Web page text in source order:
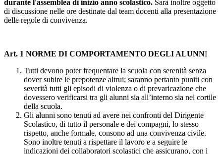
durante l'assemblea di inizio anno scolastico. Sarà inoltre oggetto
di discussione nelle ore destinate dal team docenti alla presentazione
delle regole di convivenza.
Art. 1 NORME DI COMPORTAMENTO DEGLI ALUNNI
Tutti devono poter frequentare la scuola con serenità senza
dover subire le prepotenze altrui; saranno pertanto puniti con
severità tutti gli episodi di violenza o di prevaricazione che
dovessero verificarsi tra gli alunni sia all’interno sia nel cortile
della scuola.
Gli alunni sono tenuti ad avere nei confronti del Dirigente
Scolastico, di tutto il personale e dei compagni, lo stesso
rispetto, anche formale, consono ad una convivenza civile.
Sono inoltre tenuti a rispettare il lavoro e a seguire le
indicazioni dei collaboratori scolastici che assicurano, con i